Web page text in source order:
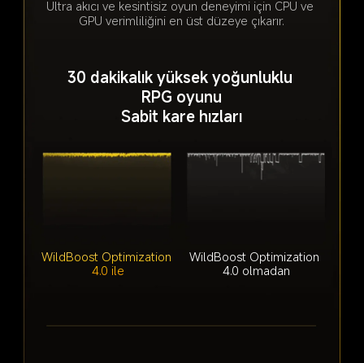
Ultra akıcı ve kesintisiz oyun deneyimi için CPU ve
GPU verimliliğini en üst düzeye çıkarır.
30 dakikalık yüksek yoğunluklu
RPG oyunu
Sabit kare hızları
WildBoost Optimization
4.0 ile
WildBoost Optimization
4.0 olmadan
algoritmasından güç alan POCO F7 Pro'nuzda
etkileyici 2K süper çözünürlüğü deneyimleyin.